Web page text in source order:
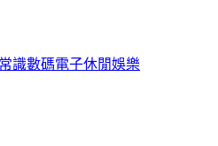
識數碼電子休閒娛樂